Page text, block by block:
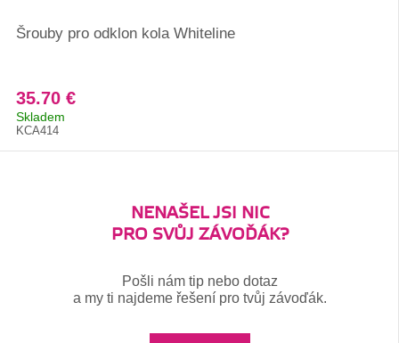
Šrouby pro odklon kola Whiteline
35.70 €
Skladem
KCA414
NENAŠEL JSI NIC
PRO SVŮJ ZÁVOĎÁK?
Pošli nám tip nebo dotaz
a my ti najdeme řešení pro tvůj závoďák.